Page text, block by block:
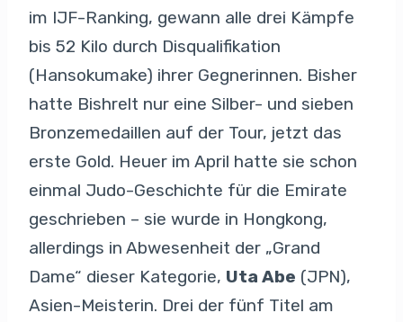
im IJF-Ranking, gewann alle drei Kämpfe
bis 52 Kilo durch Disqualifikation
(Hansokumake) ihrer Gegnerinnen. Bisher
hatte Bishrelt nur eine Silber- und sieben
Bronzemedaillen auf der Tour, jetzt das
erste Gold. Heuer im April hatte sie schon
einmal Judo-Geschichte für die Emirate
geschrieben – sie wurde in Hongkong,
allerdings in Abwesenheit der „Grand
Dame“ dieser Kategorie, Uta Abe (JPN),
Asien-Meisterin. Drei der fünf Titel am